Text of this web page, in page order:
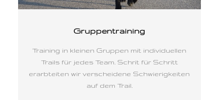
Gruppentraining
Training in kleinen Gruppen mit individuellen
Trails für jedes Team. Schrit für Schritt
erarbteiten wir verscheidene Schwierigkeiten
auf dem Trail.